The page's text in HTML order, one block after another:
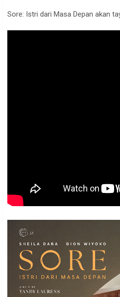
Sore: Istri dari Masa Depan akan